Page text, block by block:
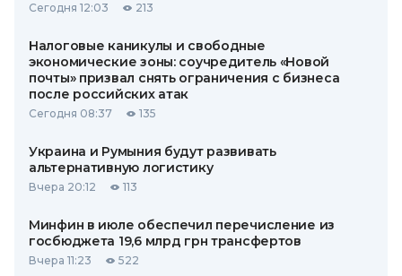
Сегодня 12:03 213
Налоговые каникулы и свободные
экономические зоны: соучредитель «Новой
почты» призвал снять ограничения с бизнеса
после российских атак
Сегодня 08:37 135
Украина и Румыния будут развивать
альтернативную логистику
Вчера 20:12 113
Минфин в июле обеспечил перечисление из
госбюджета 19,6 млрд грн трансфертов
Вчера 11:23 522